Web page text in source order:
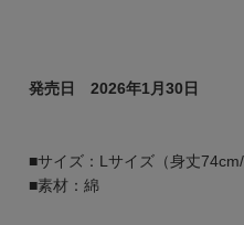
発売日 2026年1月30日
■サイズ：Lサイズ（身丈
■素材：綿